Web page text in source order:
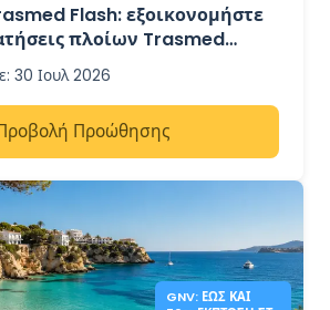
Flash: εξοικονομήστε
πλοίων Trasmed
και Βαλεαρίδων Νήσων
: 30 Ιουλ 2026
Προώθησης
GNV: ΈΩΣ ΚΑΙ